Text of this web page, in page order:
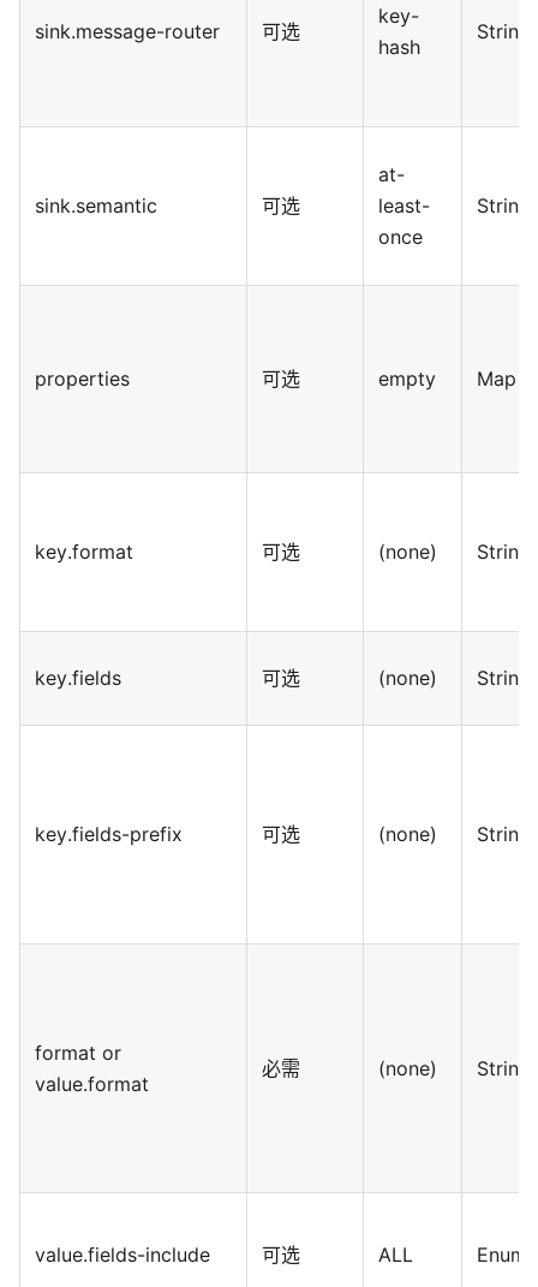
sink.message-router 可选
key-
hash
String
sink.semantic 可选
at-
least-
once
String
properties 可选 empty Map
key.format 可选 (none) String
key.fields 可选 (none) String
key.fields-prefix 可选 (none) String
format or
value.format
必需 (none) String
value.fields-include 可选 ALL Enum